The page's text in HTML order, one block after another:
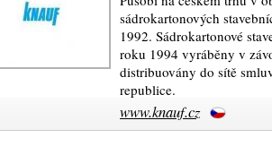
sádrokartonových
1992. Sádrokartonové
roku 1994 vyráběny v
distribuovány do sítě
republice.
www.knauf.cz